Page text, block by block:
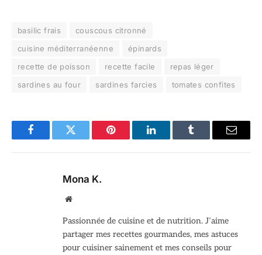
basilic frais
couscous citronné
cuisine méditerranéenne
épinards
recette de poisson
recette facile
repas léger
sardines au four
sardines farcies tomates confites
FacebookTwitter Pinterest LinkedInTumblr Email
Mona K.
Site
Passionnée de cuisine et de nutrition. J’aime
partager mes recettes gourmandes, mes astuces
pour cuisiner sainement et mes conseils pour